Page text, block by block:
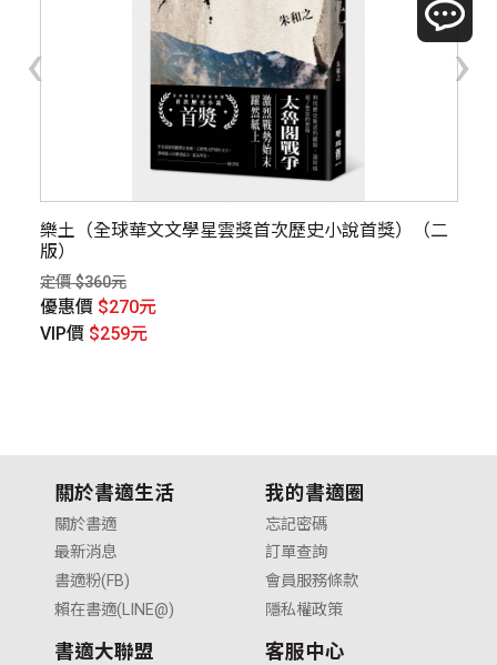
樂土（全球華文文學星雲獎首次歷史小說首獎）（二
版）
定價 $360元
優惠價 $270元
VIP價 $259元
‹ ›
關於書適生活
關於書適
最新消息
書適粉(FB)
賴在書適(LINE@)
我的書適圈
忘記密碼
訂單查詢
會員服務條款
隱私權政策
書適大聯盟 客服中心